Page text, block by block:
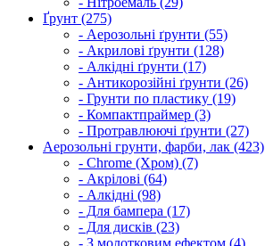
Ґрунт (275)
- Аерозольні ґрунти (55)
- Акрилові ґрунти (128)
- Алкідні ґрунти (17)
- Антикорозійні ґрунти (26)
- Грунти по пластику (19)
- Компактпраймер (3)
- Протравлюючі ґрунти (27)
Аерозольні грунти, фарби, лак (423)
- Chrome (Хром) (7)
- Акрілові (64)
- Алкідні (98)
- Для бампера (17)
- Для дисків (23)
- З молотковим ефектом (4)